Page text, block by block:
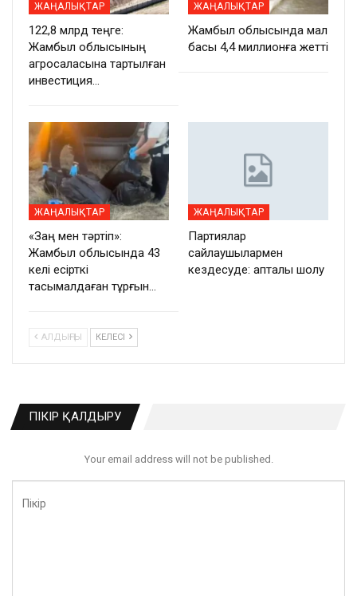
ЖАҢАЛЫҚТАР
122,8 млрд теңге:
Жамбыл облысының
агросаласына тартылған
инвестиция…
ЖАҢАЛЫҚТАР
Жамбыл облысында мал
басы 4,4 миллионға жетті
ЖАҢАЛЫҚТАР
«Заң мен тәртіп»:
Жамбыл облысында 43
келі есірткі
тасымалдаған тұрғын…
ЖАҢАЛЫҚТАР
Партиялар
сайлаушылармен
кездесуде: апталық шолу
АЛДЫҢҒЫ КЕЛЕСІ
ПІКІР ҚАЛДЫРУ
Your email address will not be published.